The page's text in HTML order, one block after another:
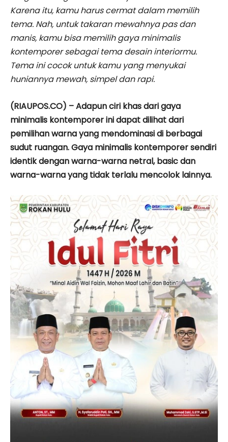
Karena itu, kamu harus cermat dalam memilih
tema. Nah, untuk takaran mewahnya pas dan
manis, kamu bisa memilih gaya minimalis
kontemporer sebagai tema desain interiormu.
Tema ini cocok untuk kamu yang menyukai
huniannya mewah, simpel dan rapi.
(RIAUPOS.CO) – Adapun ciri khas dari gaya
minimalis kontemporer ini dapat dilihat dari
pemilihan warna yang mendominasi di berbagai
sudut ruangan. Gaya minimalis kontemporer sendiri
identik dengan warna-warna netral, basic dan
warna-warna yang tidak terlalu mencolok lainnya.